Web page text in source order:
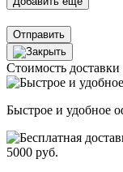
Отправить
Стоимость
Быстрое и удобное